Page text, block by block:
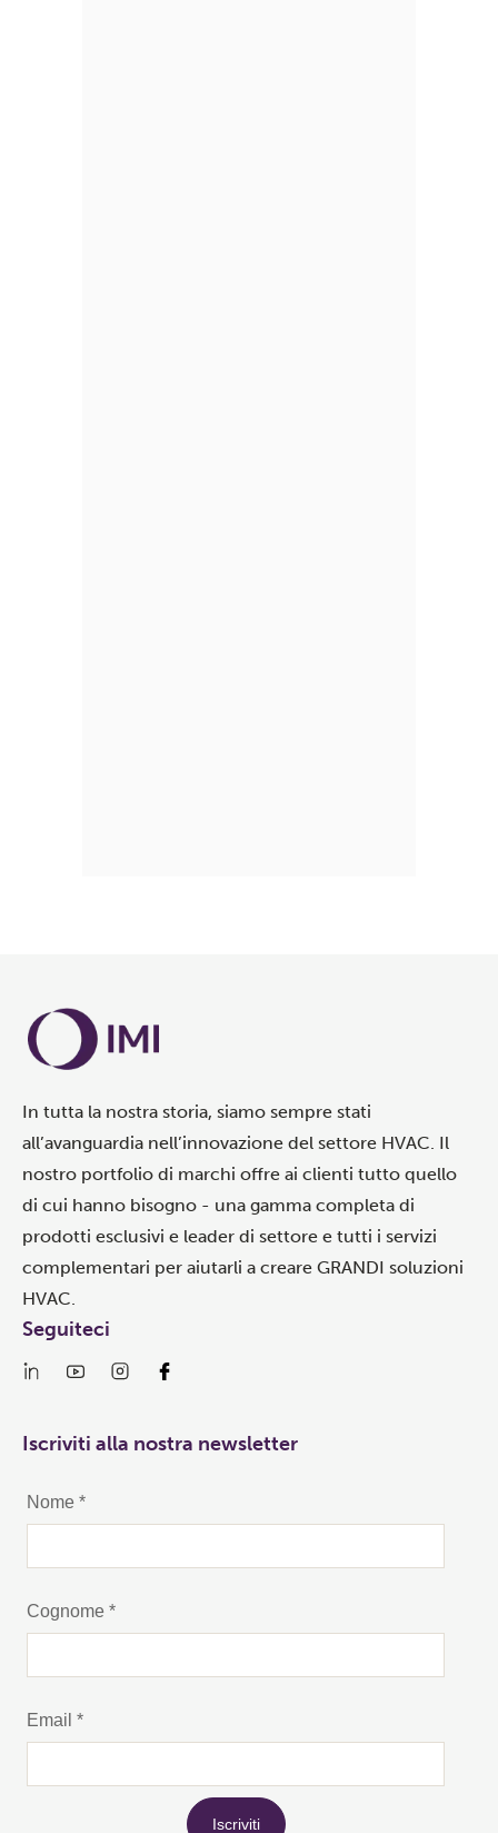
In tutta la nostra storia, siamo sempre stati
all’avanguardia nell’innovazione del settore HVAC. Il
nostro portfolio di marchi offre ai clienti tutto quello
di cui hanno bisogno - una gamma completa di
prodotti esclusivi e leader di settore e tutti i servizi
complementari per aiutarli a creare GRANDI soluzioni
HVAC.
Seguiteci
Iscriviti alla nostra newsletter